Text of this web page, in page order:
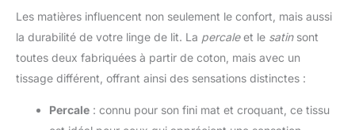
Les matières influencent non seulement le confort, mais aussi
la durabilité de votre linge de lit. La percaleet le satinsont
toutes deux fabriquées à partir de coton, mais avec un
tissage différent, offrant ainsi des sensations distinctes :
Percale : connu pour son fini mat et croquant, ce tissu